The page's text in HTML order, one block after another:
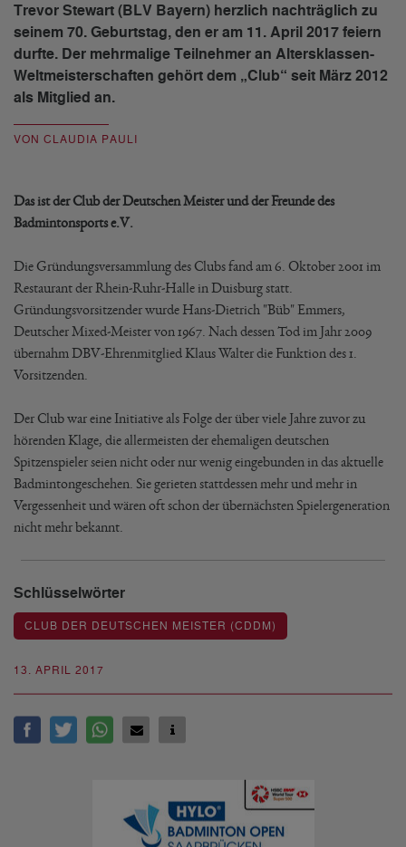
13. APRIL 2017
Trevor Stewart (BLV Bayern) herzlich nachträglich zu
seinem 70. Geburtstag, den er am 11. April 2017 feiern
durfte. Der mehrmalige Teilnehmer an Altersklassen-
Weltmeisterschaften gehört dem „Club“ seit März 2012
als Mitglied an.
VON CLAUDIA PAULI
Das ist der Club der Deutschen Meister und der Freunde des
Badmintonsports e.V.
Die Gründungsversammlung des Clubs fand am 6. Oktober 2001 im
Restaurant der Rhein-Ruhr-Halle in Duisburg statt.
Gründungsvorsitzender wurde Hans-Dietrich "Büb" Emmers,
Deutscher Mixed-Meister von 1967. Nach dessen Tod im Jahr 2009
übernahm DBV-Ehrenmitglied Klaus Walter die Funktion des 1.
Vorsitzenden.
Der Club war eine Initiative als Folge der über viele Jahre zuvor zu
hörenden Klage, die allermeisten der ehemaligen deutschen
Spitzenspieler seien nicht oder nur wenig eingebunden in das aktuelle
Badmintongeschehen. Sie gerieten stattdessen mehr und mehr in
Vergessenheit und wären oft schon der übernächsten Spielergeneration
nicht mehr bekannt.
Schlüsselwörter
CLUB DER DEUTSCHEN MEISTER (CDDM)